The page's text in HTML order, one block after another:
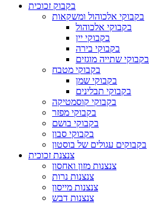
בקבוק זכוכית
בקבוקי אלכוהול ומשקאות
בקבוקי אלכוהול
בקבוקי יין
בקבוקי בירה
בקבוקי שתייה מוגזים
בקבוקי מטבח
בקבוקי שמן
בקבוקי תבלינים
בקבוקי קוסמטיקה
בקבוקי מפזר
בקבוקי בושם
בקבוקי סבון
בקבוקים עגולים של בוסטון
צנצנת זכוכית
צנצנות מזון ואחסון
צנצנות נרות
צנצנות מייסון
צנצנות דבש